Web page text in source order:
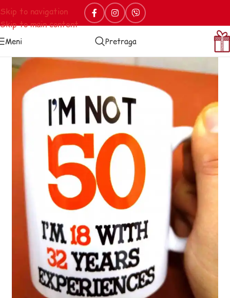
Skip to navigation
Skip to main content
Meni Pretraga